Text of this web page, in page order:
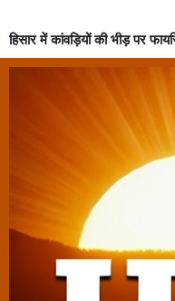
हिसार में कांवड़ियों की भीड़ पर